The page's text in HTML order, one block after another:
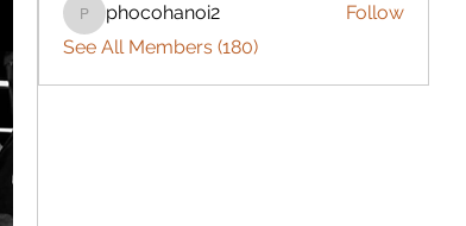
phocohanoi2
phocohanoi2
Follow
See All Members (180)